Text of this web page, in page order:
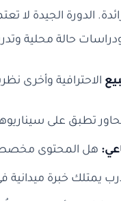
الدورة الجيدة لا
حالة محلية
الاحترافية وأخرى
تطبق على
هل المحتوى مخصص
يمتلك خبرة ميدانية